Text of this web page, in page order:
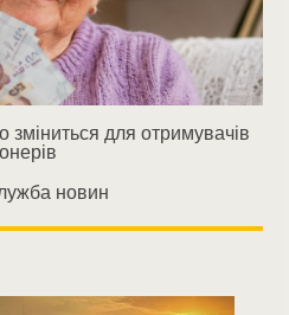
для отримувачів
новин